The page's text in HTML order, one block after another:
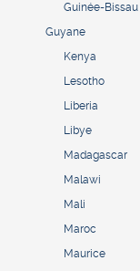
Guinée-Bissau
Guyane
Kenya
Lesotho
Liberia
Libye
Madagascar
Malawi
Mali
Maroc
Maurice